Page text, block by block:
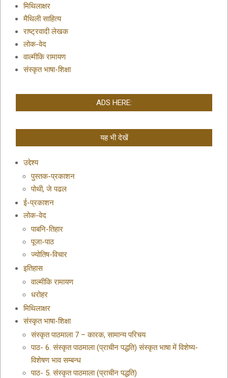
मिथिलाक्षर
मैथिली साहित्य
राष्ट्रवादी लेखक
लोक-वेद
वाल्मीकि रामायण
संस्कृत भाषा-शिक्षा
ADS HERE:
यह भी देखें
उद्देश्य
पुस्तक-प्रकाशन
पोथी, जे पढल
ई-प्रकाशन
लोक-वेद
पाबनि-तिहार
पूजा-पाठ
ज्योतिष-विचार
इतिहास
वाल्मीकि रामायण
धरोहर
मिथिलाक्षर
संस्कृत भाषा-शिक्षा
संस्कृत पाठमाला 7 – कारक, सामान्य परिचय
पाठ- 6. संस्कृत पाठमाला (प्राचीन पद्धति) संस्कृत भाषा में विशेष्य-
विशेषण भाव सम्बन्ध
पाठ- 5. संस्कृत पाठमाला (प्राचीन पद्धति)